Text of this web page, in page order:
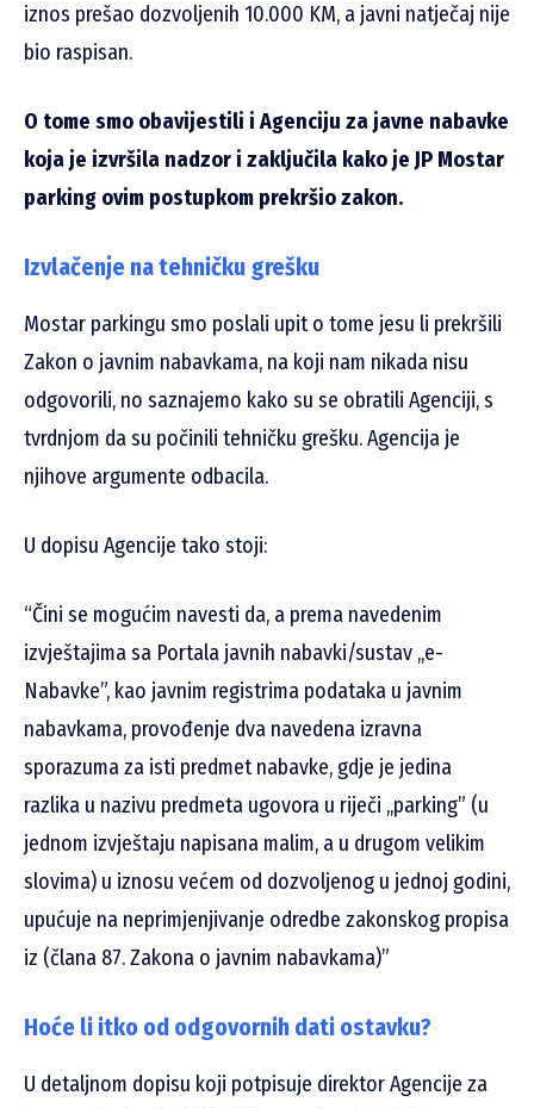
iznos prešao dozvoljenih 10.000 KM, a javni natječaj nije
bio raspisan.
O tome smo obavijestili i Agenciju za javne nabavke
koja je izvršila nadzor i zaključila kako je JP Mostar
parking ovim postupkom prekršio zakon.
Izvlačenje na tehničku grešku
Mostar parkingu smo poslali upit o tome jesu li prekršili
Zakon o javnim nabavkama, na koji nam nikada nisu
odgovorili, no saznajemo kako su se obratili Agenciji, s
tvrdnjom da su počinili tehničku grešku. Agencija je
njihove argumente odbacila.
U dopisu Agencije tako stoji:
“Čini se mogućim navesti da, a prema navedenim
izvještajima sa Portala javnih nabavki/sustav ,,e-
Nabavke”, kao javnim registrima podataka u javnim
nabavkama, provođenje dva navedena izravna
sporazuma za isti predmet nabavke, gdje je jedina
razlika u nazivu predmeta ugovora u riječi ,,parking” (u
jednom izvještaju napisana malim, a u drugom velikim
slovima) u iznosu većem od dozvoljenog u jednoj godini,
upućuje na neprimjenjivanje odredbe zakonskog propisa
iz (člana 87. Zakona o javnim nabavkama)”
Hoće li itko od odgovornih dati ostavku?
U detaljnom dopisu koji potpisuje direktor Agencije za